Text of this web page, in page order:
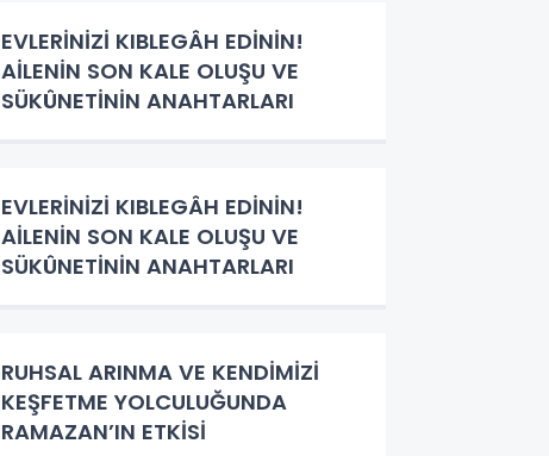
EVLERİNİZİ KIBLEGÂH EDİNİN!
AİLENİN SON KALE OLUŞU VE
SÜKÛNETİNİN ANAHTARLARI
EVLERİNİZİ KIBLEGÂH EDİNİN!
AİLENİN SON KALE OLUŞU VE
SÜKÛNETİNİN ANAHTARLARI
RUHSAL ARINMA VE KENDİMİZİ
KEŞFETME YOLCULUĞUNDA
RAMAZAN’IN ETKİSİ